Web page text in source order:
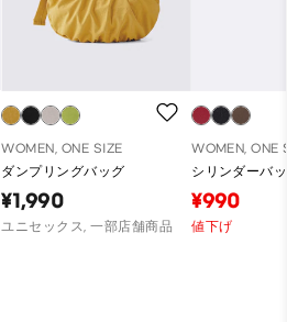
WOMEN, ONE SIZE
ダンプリングバッグ
¥1,990
ユニセックス, 一部店舗商品
WOMEN, ONE
シリンダーバ
¥990
値下げ